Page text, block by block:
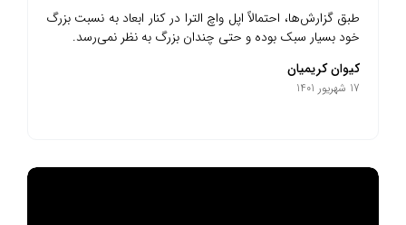
طبق گزارش‌ها، احتمالاً اپل واچ الترا در کنار ابعاد به نسبت بزرگ
خود بسیار سبک بوده و حتی چندان بزرگ به نظر نمی‌رسد.
کیوان کریمیان
17 شهریور 1401